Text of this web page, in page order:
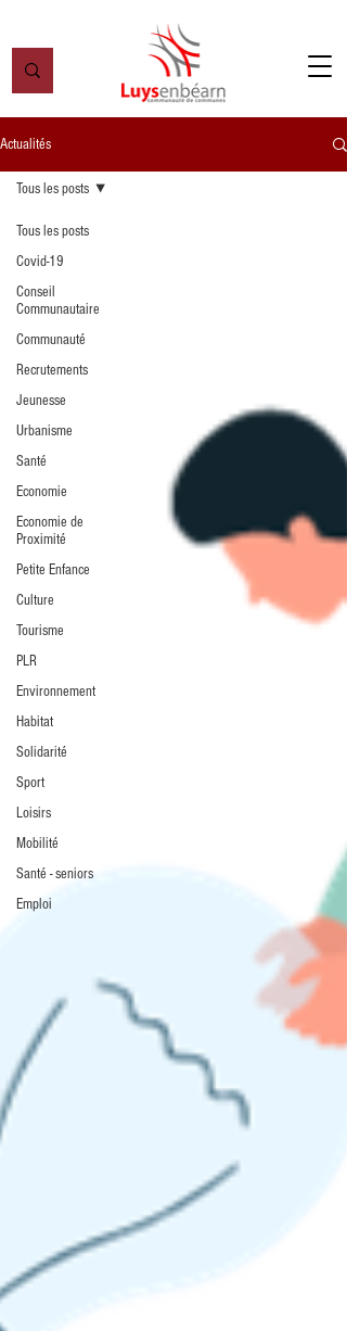
Actualités
Tous les posts
Covid-19
Conseil
Communautaire
Communauté
Recrutements
Jeunesse
Urbanisme
Santé
Economie
Economie de
Proximité
Petite Enfance
Culture
Tourisme
PLR
Environnement
Habitat
Solidarité
Sport
Loisirs
Mobilité
Santé - seniors
Emploi
Tous les posts